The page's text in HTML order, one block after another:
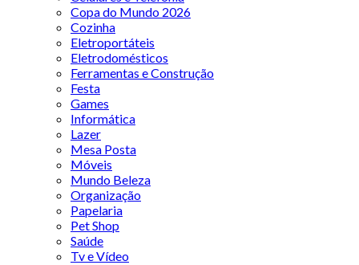
Copa do Mundo 2026
Cozinha
Eletroportáteis
Eletrodomésticos
Ferramentas e Construção
Festa
Games
Informática
Lazer
Mesa Posta
Móveis
Mundo Beleza
Organização
Papelaria
Pet Shop
Saúde
Tv e Vídeo